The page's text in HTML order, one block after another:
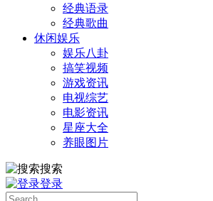
经典语录
经典歌曲
休闲娱乐
娱乐八卦
搞笑视频
游戏资讯
电视综艺
电影资讯
星座大全
养眼图片
搜索
登录